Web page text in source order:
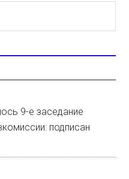
9-е заседание
подписан